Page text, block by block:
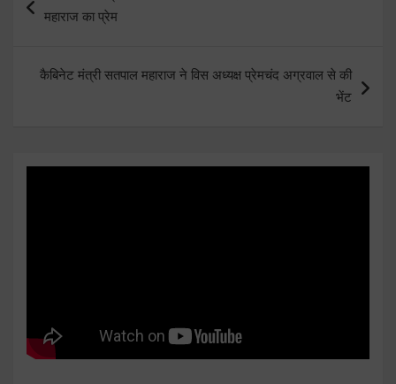
navigation
महाराज का प्रेम
कैबिनेट मंत्री सतपाल महाराज ने विस अध्यक्ष प्रेमचंद अग्रवाल से की
भेंट